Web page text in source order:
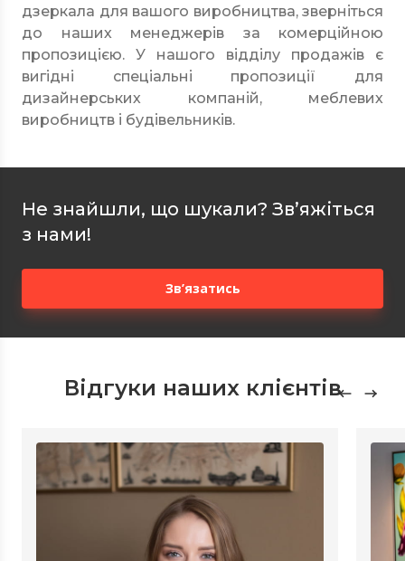
дзеркала для вашого виробництва, зверніться
до наших менеджерів за комерційною
пропозицією. У нашого відділу продажів є
вигідні спеціальні пропозиції для
дизайнерських компаній, меблевих
виробництв і будівельників.
Не знайшли, що шукали? Зв’яжіться
з нами!
Зв’язатись
Відгуки наших клієнтів